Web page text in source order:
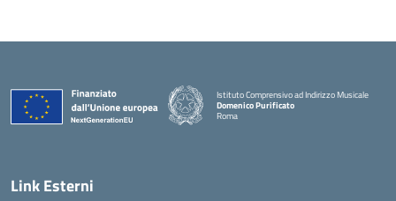
Istituto Comprensivo ad Indirizzo Musicale
Domenico Purificato
Roma
Link Esterni